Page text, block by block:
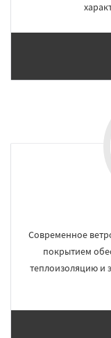
Современное
покрытием
теплоизоляцию и